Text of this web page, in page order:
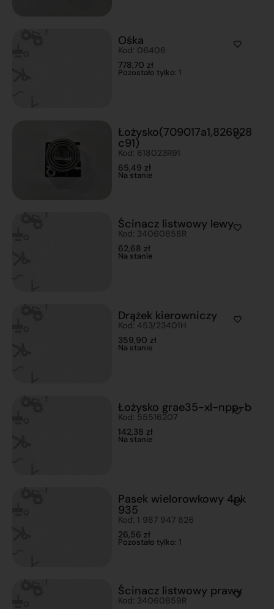
Ośka
Kod: 06406
778,70 zł
Pozostało tylko: 1
Łożysko(709017a1,826928
c91)
Kod: 618023R91
65,49 zł
Na stanie
Ścinacz listwowy lewy
Kod: 34060858R
62,68 zł
Na stanie
Drążek kierowniczy
Kod: 453/23401H
359,90 zł
Na stanie
Łożysko grae35-xl-npp-b
Kod: 55516207
142,38 zł
Na stanie
Pasek wielorowkowy 4pk
935
Kod: 1 987 947 826
26,56 zł
Pozostało tylko: 1
Ścinacz listwowy prawy
Kod: 34060859R